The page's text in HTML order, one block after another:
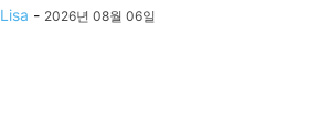
Lisa - 2026년 08월 06일